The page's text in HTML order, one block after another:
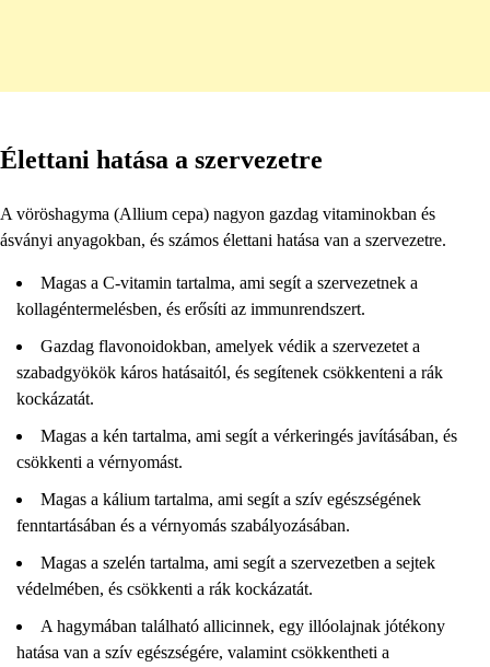
Élettani hatása a szervezetre
A vöröshagyma (Allium cepa) nagyon gazdag vitaminokban és
ásványi anyagokban, és számos élettani hatása van a szervezetre.
Magas a C-vitamin tartalma, ami segít a szervezetnek a
kollagéntermelésben, és erősíti az immunrendszert.
Gazdag flavonoidokban, amelyek védik a szervezetet a
szabadgyökök káros hatásaitól, és segítenek csökkenteni a rák
kockázatát.
Magas a kén tartalma, ami segít a vérkeringés javításában, és
csökkenti a vérnyomást.
Magas a kálium tartalma, ami segít a szív egészségének
fenntartásában és a vérnyomás szabályozásában.
Magas a szelén tartalma, ami segít a szervezetben a sejtek
védelmében, és csökkenti a rák kockázatát.
A hagymában található allicinnek, egy illóolajnak jótékony
hatása van a szív egészségére, valamint csökkentheti a